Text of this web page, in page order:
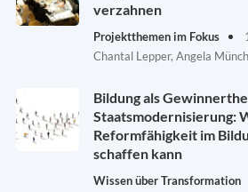
verzahnen
Projektthemen im Fokus
Chantal Lepper, Angela
Bildung als
Staatsmodernisierung:
Reformfähigkeit im
schaffen kann
Wissen über Transformation